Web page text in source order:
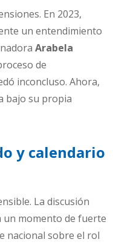
En 2023,
un entendimiento
Arabela
de
inconcluso. Ahora,
bajo su propia
y calendario
La discusión
un momento de fuerte
nacional sobre el rol